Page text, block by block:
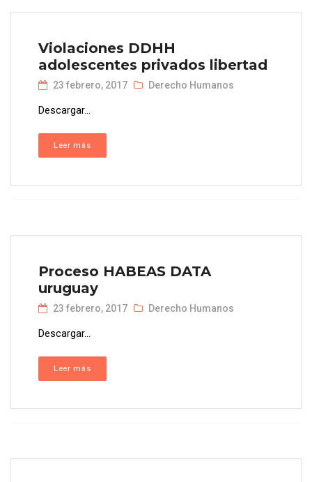
Violaciones DDHH
adolescentes privados libertad
23 febrero, 2017 Derecho Humanos
Descargar...
Leer más
Proceso HABEAS DATA
uruguay
23 febrero, 2017 Derecho Humanos
Descargar...
Leer más